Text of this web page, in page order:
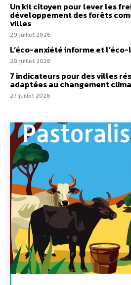
Un kit citoyen pour lever les
développement des forêts
villes
29 juillet 2026
L’éco-anxiété informe et
28 juillet 2026
7 indicateurs pour des villes
adaptées au changement
27 juillet 2026